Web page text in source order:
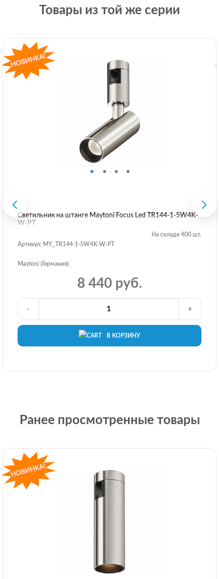
Товары из той же серии
Светильник на штанге Maytoni Focus Led TR144-1-5W4K-
W-PT
На складе 400 шт.
Артикул: MY_TR144-1-5W4K-W-PT
Maytoni (Германия)
8 440 руб.
В КОРЗИНУ
- +
Ранее просмотренные товары